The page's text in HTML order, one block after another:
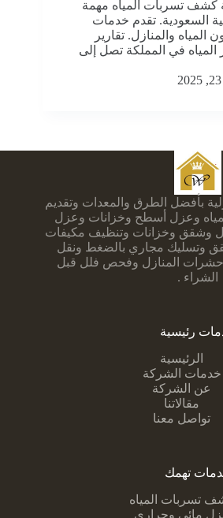
كشف تسربات المياه مهمة
السعودية. تقدم خدمات
والمنازل. تقارير
في المملكة تصل إلى
بأفضل الطرق والمعدات وتقديم
وعزل أسطح وخزانات وعزل
وشقق وخزانات وتنظيف مكيفات
وتسليك مجاري بالضغط ونقل
حشرات المنازل وفحص فلل قبل
الشراء .
رئيسية
الرئيسية
خدمات الشركة
عن الشركة
مقالاتنا
تواصل معنا
تهمك
تسربات ا لمياه
مائي وحراري